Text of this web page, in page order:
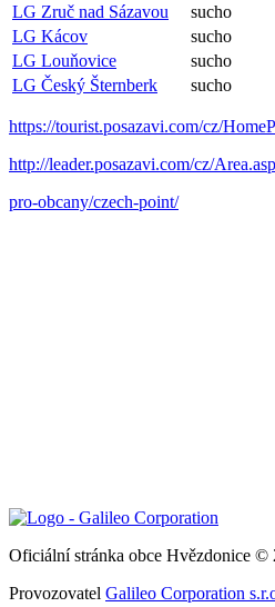
LG Zruč nad Sázavou
sucho
LG Kácov
sucho
LG Louňovice
sucho
LG Český Šternberk
sucho
https://tourist.posazavi.com/cz/
http://leader.posazavi.com/cz/
pro-obcany/czech-point/
Oficiální stránka obce Hvězdonice ©
Provozovatel Galileo Corporation